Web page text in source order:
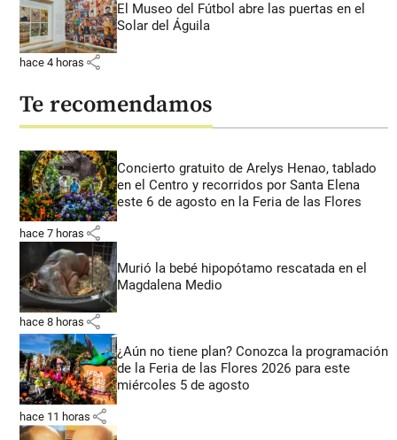
El Museo del Fútbol abre las puertas en el
Solar del Águila
hace 4 horas share
Te recomendamos
Concierto gratuito de Arelys Henao, tablado
en el Centro y recorridos por Santa Elena
este 6 de agosto en la Feria de las Flores
hace 7 horas share
Murió la bebé hipopótamo rescatada en el
Magdalena Medio
hace 8 horas share
¿Aún no tiene plan? Conozca la programación
de la Feria de las Flores 2026 para este
miércoles 5 de agosto
hace 11 horas share